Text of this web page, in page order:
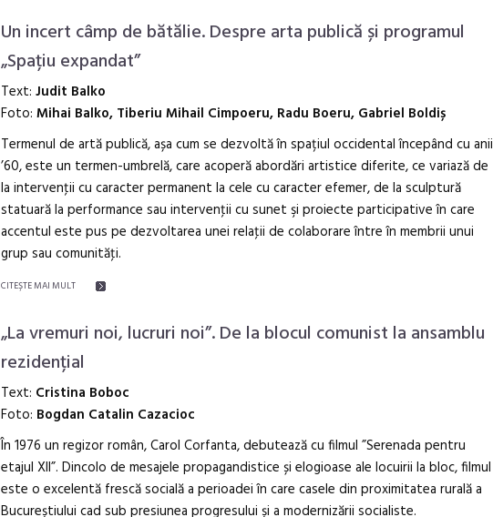
Un incert câmp de bătălie. Despre arta publică și programul
„Spațiu expandat”
Text: Judit Balko
Foto: Mihai Balko, Tiberiu Mihail Cimpoeru, Radu Boeru, Gabriel Boldiș
Termenul de artă publică, așa cum se dezvoltă în spațiul occidental începând cu anii
’60, este un termen-umbrelă, care acoperă abordări artistice diferite, ce variază de
la intervenţii cu caracter permanent la cele cu caracter efemer, de la sculptură
statuară la performance sau intervenţii cu sunet şi proiecte participative în care
accentul este pus pe dezvoltarea unei relaţii de colaborare între în membrii unui
grup sau comunităţi.
CITEŞTE MAI MULT
„La vremuri noi, lucruri noi”. De la blocul comunist la ansamblu
rezidențial
Text: Cristina Boboc
Foto: Bogdan Catalin Cazacioc
În 1976 un regizor român, Carol Corfanta, debutează cu filmul ”Serenada pentru
etajul XII”. Dincolo de mesajele propagandistice și elogioase ale locuirii la bloc, filmul
este o excelentă frescă socială a perioadei în care casele din proximitatea rurală a
Bucureștiului cad sub presiunea progresului și a modernizării socialiste.